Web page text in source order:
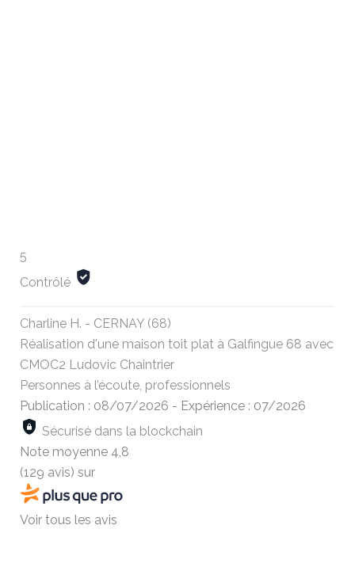
5
Contrôlé
Charline H. - CERNAY (68)
Réalisation d'une maison toit plat à Galfingue 68 avec
CMOC2 Ludovic Chaintrier
Personnes à l’écoute, professionnels
Publication : 08/07/2026 - Expérience : 07/2026
Sécurisé dans la blockchain
Note moyenne 4,8
(129 avis) sur
Voir tous les avis